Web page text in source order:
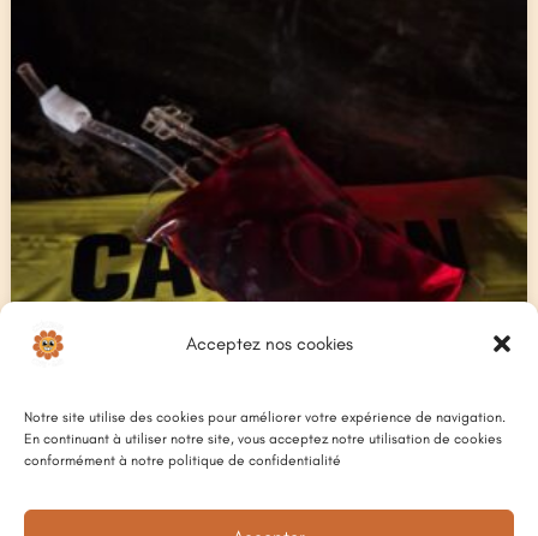
Acceptez nos cookies
Notre site utilise des cookies pour améliorer votre expérience de navigation.
En continuant à utiliser notre site, vous acceptez notre utilisation de cookies
conformément à notre politique de confidentialité